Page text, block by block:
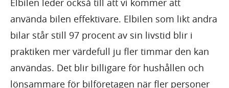
Elbilen leder också till att vi kommer att
använda bilen effektivare. Elbilen som likt andra
bilar står still 97 procent av sin livstid blir i
praktiken mer värdefull ju fler timmar den kan
användas. Det blir billigare för hushållen och
lönsammare för bilföretagen när fler personer